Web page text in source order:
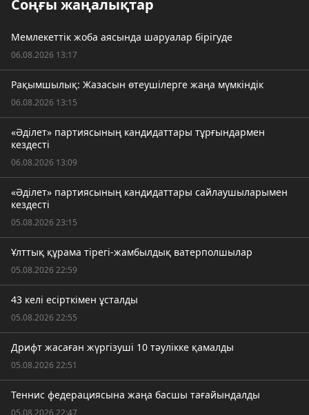
Соңғы жаңалықтар
Мемлекеттік жоба аясында шаруалар бірігуде
06.08.2026 13:17
Рақымшылық: Жазасын өтеушілерге жаңа мүмкіндік
06.08.2026 13:15
«Әділет» партиясының кандидаттары тұрғындармен
кездесті
06.08.2026 13:09
«Әділет» партиясының кандидаттары сайлаушыларымен
кездесті
05.08.2026 23:15
Ұлттық құрама тірегі-жамбылдық ватерполшылар
05.08.2026 22:59
43 келі есірткімен ұсталды
05.08.2026 22:55
Дрифт жасаған жүргізуші 10 тәулікке қамалды
05.08.2026 22:51
Теннис федерациясына жаңа басшы тағайындалды
05.08.2026 22:47